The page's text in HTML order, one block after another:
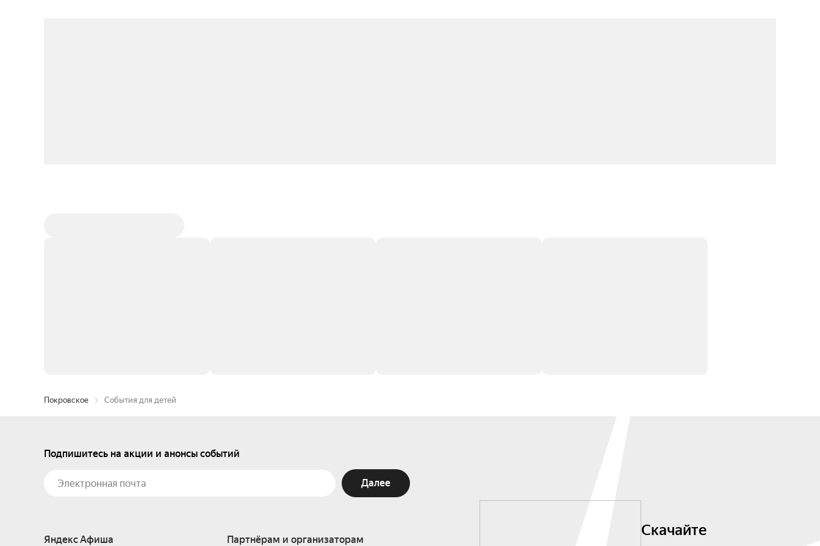
Покровское События для детей
Подпишитесь на акции и анонсы событий
Далее
Яндекс Афиша Партнёрам и организаторам
Скачайте